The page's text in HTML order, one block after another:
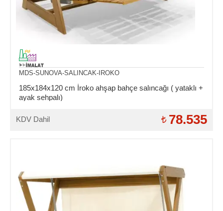
MDS-SUNOVA-SALINCAK-IROKO
185x184x120 cm İroko ahşap bahçe salıncağı ( yataklı +
ayak sehpalı)
KDV Dahil 78.535